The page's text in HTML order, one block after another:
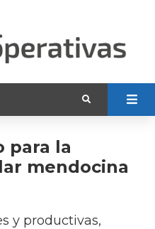
para la
mendocina
y productivas,